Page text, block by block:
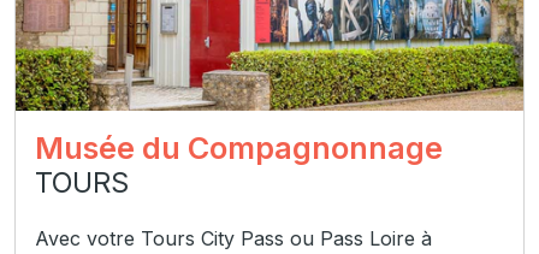
Musée du Compagnonnage
TOURS
Avec votre Tours City Pass ou Pass Loire à